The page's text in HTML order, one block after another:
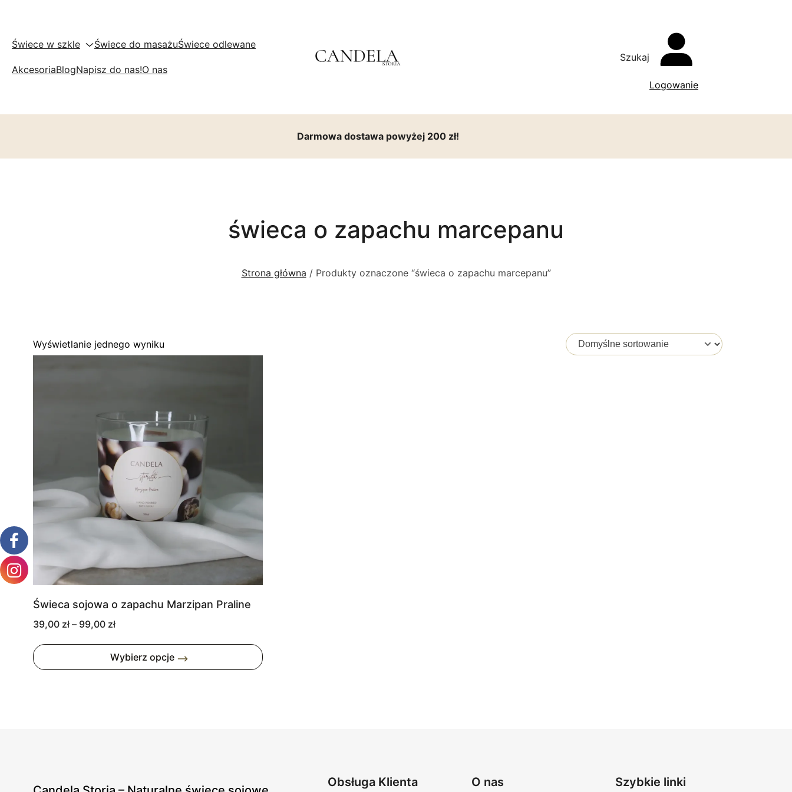
Świece w szkle Świece do masażuŚwiece odlewane
AkcesoriaBlogNapisz do nas!O nas
Szukaj
Logowanie
Darmowa dostawa powyżej 200 zł!
świeca o zapachu marcepanu
Strona główna / Produkty oznaczone “świeca o zapachu marcepanu”
Wyświetlanie jednego wyniku
Świeca sojowa o zapachu Marzipan Praline
39,00 zł – 99,00 złZakres
od
39,00 zł
Wybierz opcje
Obsługa Klienta O nas Szybkie linki